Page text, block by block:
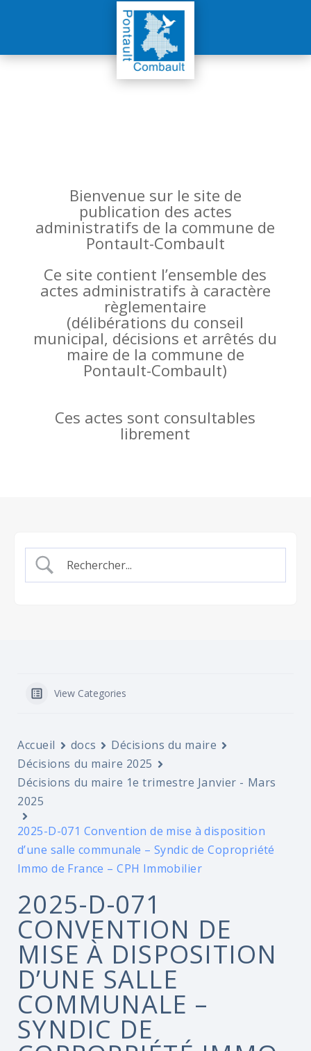
Bienvenue sur le site de
publication des actes
administratifs de la commune de
Pontault-Combault
Ce site contient l’ensemble des
actes administratifs à caractère
règlementaire
(délibérations du conseil
municipal, décisions et arrêtés du
maire de la commune de
Pontault-Combault)
Ces actes sont consultables
librement
View Categories
Accueil docs
Décisions du maire
Décisions du maire 2025
Décisions du maire 1e trimestre Janvier - Mars
2025
2025-D-071 Convention de mise à disposition
d’une salle communale – Syndic de Copropriété
Immo de France – CPH Immobilier
2025-D-071
CONVENTION DE
MISE À DISPOSITION
D’UNE SALLE
COMMUNALE –
SYNDIC DE